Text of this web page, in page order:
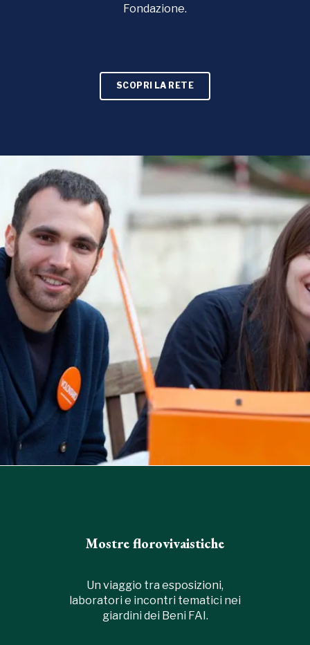
Fondazione.
SCOPRI LA RETE
Mostre florovivaistiche
Un viaggio tra esposizioni,
laboratori e incontri tematici nei
giardini dei Beni FAI.